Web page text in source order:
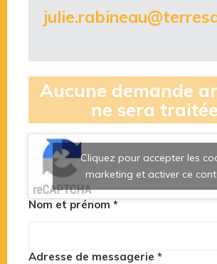
Aucune demande
ne sera
Cliquez pour accepter les
marketing et activer ce
Nom et prénom *
Adresse de messagerie *